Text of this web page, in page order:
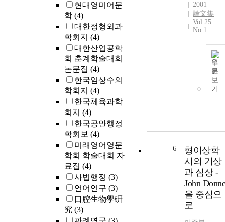
현대영미어문
학 (4)
대한정형외과
학회지 (4)
대한산업공학
회 춘계학술대회
논문집 (4)
한국임상수의
학회지 (4)
한국체육과학
회지 (4)
한국공안행정
학회보 (4)
미래영어영문
학회 학술대회 자
료집 (4)
사법행정 (3)
언어연구 (3)
口腔生物學硏
究 (3)
2001
論文集
Vol.25
No.1
원
문
보
기
6
형이상학
시의 기상
과 심상 -
John Donne
을 중심으
로